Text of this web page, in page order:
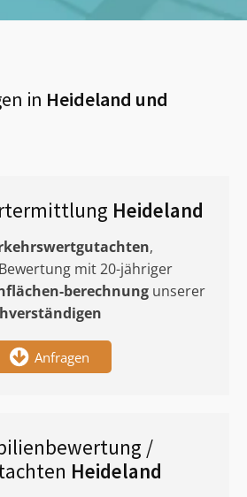
in Heideland und
Heideland
,
Bewertung mit 20-jähriger
berechnung unserer
Anfragen
/
Heideland